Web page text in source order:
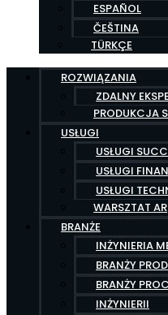
ESPAÑOL
ČEŠTINA
TÜRKÇE
ROZWIĄZANIA
ZDALNY
PRODUKCJA
USŁUGI
USŁUGI
USŁUGI
USŁUGI
WARSZTAT AR
BRANŻE
INŻYNIERIA
BRANŻY
BRANŻY
INŻYNIERII